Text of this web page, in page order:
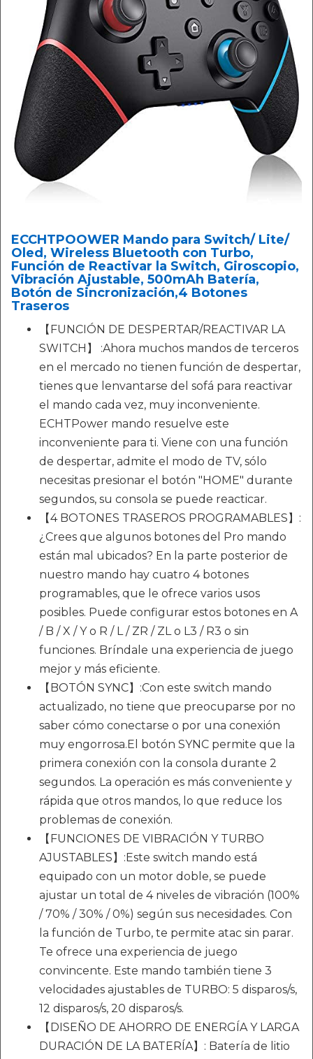
ECCHTPOOWER Mando para Switch/ Lite/
Oled, Wireless Bluetooth con Turbo,
Función de Reactivar la Switch, Giroscopio,
Vibración Ajustable, 500mAh Batería,
Botón de Sincronización,4 Botones
Traseros
【FUNCIÓN DE DESPERTAR/REACTIVAR LA
SWITCH】 :Ahora muchos mandos de terceros
en el mercado no tienen función de despertar,
tienes que lenvantarse del sofá para reactivar
el mando cada vez, muy inconveniente.
ECHTPower mando resuelve este
inconveniente para ti. Viene con una función
de despertar, admite el modo de TV, sólo
necesitas presionar el botón "HOME" durante
segundos, su consola se puede reacticar.
【4 BOTONES TRASEROS PROGRAMABLES】:
¿Crees que algunos botones del Pro mando
están mal ubicados? En la parte posterior de
nuestro mando hay cuatro 4 botones
programables, que le ofrece varios usos
posibles. Puede configurar estos botones en A
/ B / X / Y o R / L / ZR / ZL o L3 / R3 o sin
funciones. Bríndale una experiencia de juego
mejor y más eficiente.
【BOTÓN SYNC】:Con este switch mando
actualizado, no tiene que preocuparse por no
saber cómo conectarse o por una conexión
muy engorrosa.El botón SYNC permite que la
primera conexión con la consola durante 2
segundos. La operación es más conveniente y
rápida que otros mandos, lo que reduce los
problemas de conexión.
【FUNCIONES DE VIBRACIÓN Y TURBO
AJUSTABLES】:Este switch mando está
equipado con un motor doble, se puede
ajustar un total de 4 niveles de vibración (100%
/ 70% / 30% / 0%) según sus necesidades. Con
la función de Turbo, te permite atac sin parar.
Te ofrece una experiencia de juego
convincente. Este mando también tiene 3
velocidades ajustables de TURBO: 5 disparos/s,
12 disparos/s, 20 disparos/s.
【DISEÑO DE AHORRO DE ENERGÍA Y LARGA
DURACIÓN DE LA BATERÍA】: Batería de litio